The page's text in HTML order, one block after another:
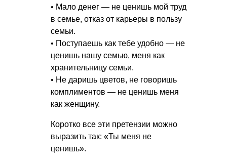
• Мало денег — не ценишь мой труд
в семье, отказ от карьеры в пользу
семьи.
• Поступаешь как тебе удобно — не
ценишь нашу семью, меня как
хранительницу семьи.
• Не даришь цветов, не говоришь
комплиментов — не ценишь меня
как женщину.
Коротко все эти претензии можно
выразить так: «Ты меня не
ценишь».